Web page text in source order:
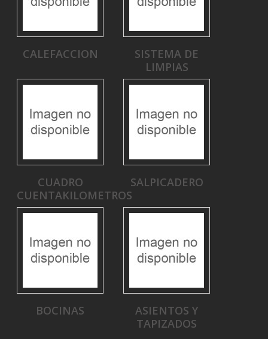
CALEFACCION
SISTEMA DE
LIMPIAS
CUADRO
CUENTAKILOMETROS
SALPICADERO
BOCINAS
ASIENTOS Y
TAPIZADOS